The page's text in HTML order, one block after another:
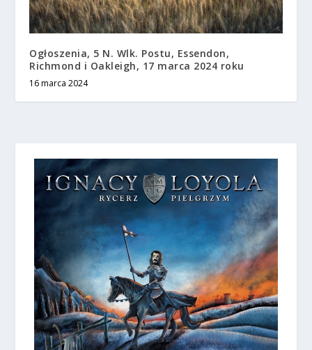
Ogłoszenia, 5 N. Wlk. Postu, Essendon,
Richmond i Oakleigh, 17 marca 2024 roku
16 marca 2024